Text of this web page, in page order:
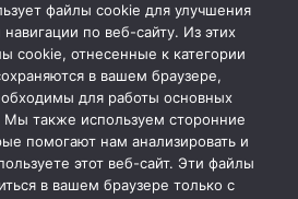
Ешилор 11/3, Кишинёв
- Пятница: 08:00 - 17:00
СОЦ. СЕТИ
файлы cookie для улучшения
по веб-сайту. Из этих
cookie, отнесенные к категории
в вашем браузере,
для работы основных
Мы также используем сторонние
помогают нам анализировать и
этот веб-сайт. Эти файлы
в вашем браузере только с